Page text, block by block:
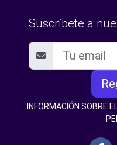
Suscríbete a
INFORMACIÓN SOBRE